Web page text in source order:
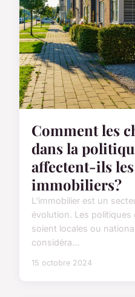
Comment les
dans la
affectent-ils
immobiliers?
L'immobilier est un
évolution. Les politiques
soient locales ou
considéra...
15 octobre 2024